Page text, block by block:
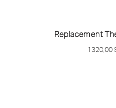
Replacement
1320,00